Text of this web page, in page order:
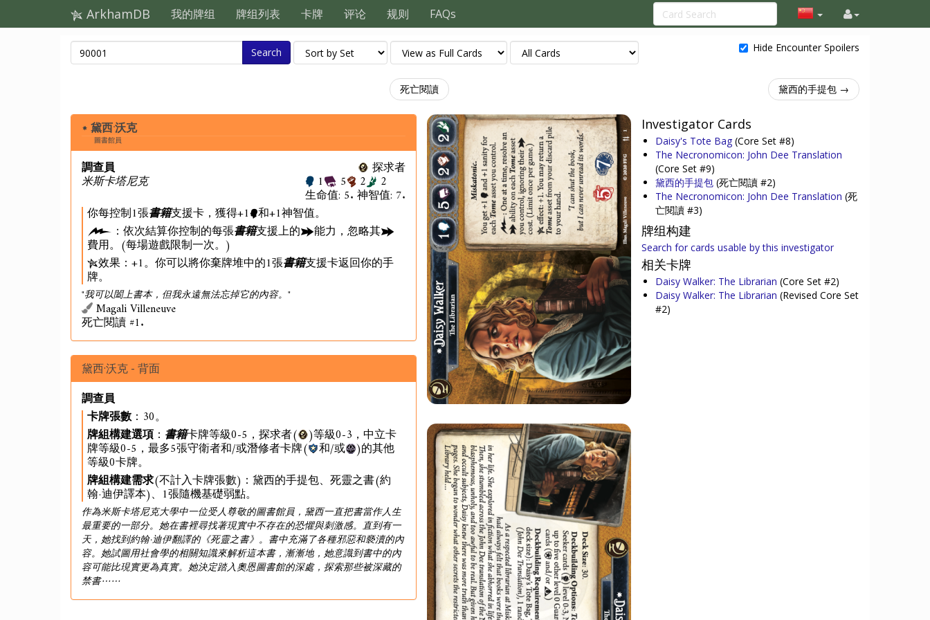
ArkhamDB 我的牌组 牌组列表 卡牌 评论 规则 FAQs
Search Hide Encounter Spoilers
死亡閱讀 黛西的手提包 →
黛西·沃克
圖書館員
調查員
米斯卡塔尼克
探求者
1 5 2 2
生命值: 5. 神智值: 7.
你每控制1張書籍支援卡，獲得+1 和+1神智值。
：依次結算你控制的每張書籍支援上的 能力，忽略其
費用。(每場遊戲限制一次。)
效果：+1。你可以將你棄牌堆中的1張書籍支援卡返回你的手
牌。
"我可以闔上書本，但我永遠無法忘掉它的內容。"
Magali Villeneuve
死亡閱讀 #1.
黛西·沃克 - 背面
調查員
卡牌張數：30。
牌組構建選項 ： 書籍卡牌等級0-5，探求者( )等級0-3，中立卡
牌等級0-5，最多5張守衛者和/或潛修者卡牌( 和/或 )的其他
等級0卡牌。
牌組構建需求(不計入卡牌張數)：黛西的手提包、死靈之書(約
翰·迪伊譯本)、1張隨機基礎弱點。
作為米斯卡塔尼克大學中一位受人尊敬的圖書館員，黛西一直把書當作人生
最重要的一部分。她在書裡尋找著現實中不存在的恐懼與刺激感。直到有一
天，她找到約翰·迪伊翻譯的《死靈之書》。書中充滿了各種邪惡和褻瀆的內
容。她試圖用社會學的相關知識來解析這本書，漸漸地，她意識到書中的內
容可能比現實更為真實。她決定踏入奧恩圖書館的深處，探索那些被深藏的
禁書⋯⋯
Investigator Cards
Daisy's Tote Bag (Core Set #8)
The Necronomicon: John Dee Translation
(Core Set #9)
黛西的手提包 (死亡閱讀 #2)
The Necronomicon: John Dee Translation (死
亡閱讀 #3)
牌组构建
Search for cards usable by this investigator
相关卡牌
Daisy Walker: The Librarian (Core Set #2)
Daisy Walker: The Librarian (Revised Core Set
#2)